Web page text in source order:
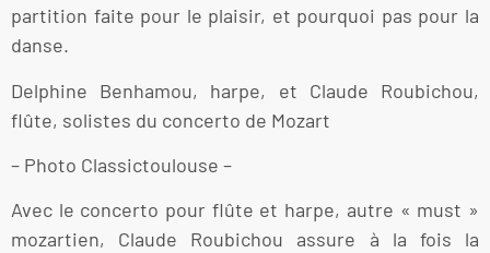
partition faite pour le plaisir, et pourquoi pas pour la
danse.
Delphine Benhamou, harpe, et Claude Roubichou,
flûte, solistes du concerto de Mozart
– Photo Classictoulouse –
Avec le concerto pour flûte et harpe, autre « must »
mozartien, Claude Roubichou assure à la fois la